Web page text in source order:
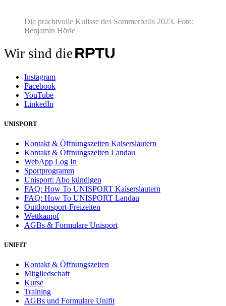
Die prachtvolle Kulisse des Sommerballs 2023. Foto:
Benjamin Hörle
Wir sind die
Instagram
Facebook
YouTube
LinkedIn
UNISPORT
Kontakt & Öffnungszeiten Kaiserslautern
Kontakt & Öffnungszeiten Landau
WebApp Log In
Sportprogramm
Unisport: Abo kündigen
FAQ: How To UNISPORT Kaiserslautern
FAQ: How To UNISPORT Landau
Outdoorsport-Freizeiten
Wettkampf
AGBs & Formulare Unisport
UNIFIT
Kontakt & Öffnungszeiten
Mitgliedschaft
Kurse
Training
AGBs und Formulare Unifit